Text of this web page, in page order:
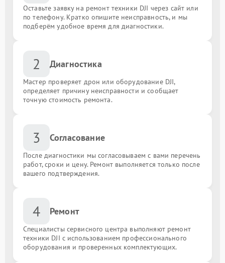
Оставьте заявку на ремонт техники DJI через сайт или
по телефону. Кратко опишите неисправность, и мы
подберём удобное время для диагностики.
2 Диагностика
Мастер проверяет дрон или оборудование DJI,
определяет причину неисправности и сообщает
точную стоимость ремонта.
3 Согласование
После диагностики мы согласовываем с вами перечень
работ, сроки и цену. Ремонт выполняется только после
вашего подтверждения.
4 Ремонт
Специалисты сервисного центра выполняют ремонт
техники DJI с использованием профессионального
оборудования и проверенных комплектующих.